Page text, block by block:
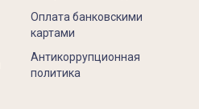
Оплата банковскими
картами
Антикоррупционная
политика